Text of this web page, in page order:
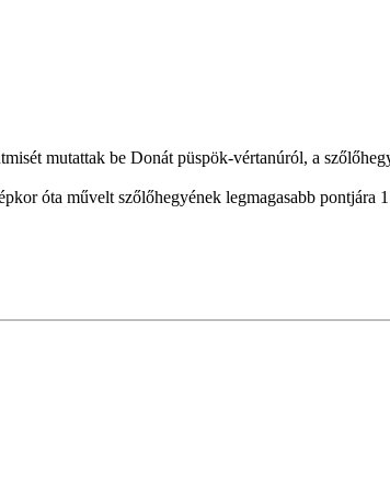
mutattak be Donát püspök-vértanúról, a
óta művelt szőlőhegyének legmagasabb pontjára